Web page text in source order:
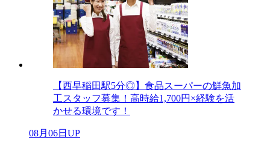
【西早稲田駅5分◎】食品スーパーの鮮魚加
工スタッフ募集！高時給1,700円×経験を活
かせる環境です！
08月06日UP